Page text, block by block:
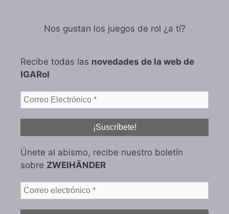
Nos gustan los juegos de rol ¿a tí?
Recibe todas las novedades de la web de
IGARol
Únete al abismo, recibe nuestro boletín
sobre ZWEIHÄNDER